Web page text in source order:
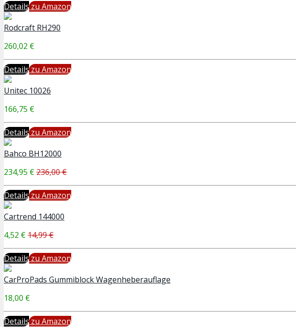
Detailszu Amazon
Rodcraft RH290
260,02 €
Detailszu Amazon
Unitec 10026
166,75 €
Detailszu Amazon
Bahco BH12000
234,95 €236,00 €
Detailszu Amazon
Cartrend 144000
4,52 €14,99 €
Detailszu Amazon
CarProPads Gummiblock Wagenheberauflage
18,00 €
Detailszu Amazon